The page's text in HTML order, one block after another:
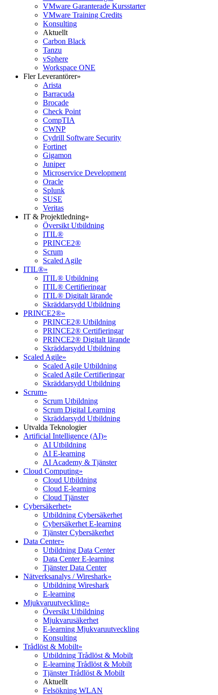
VMware Garanterade Kursstarter
VMware Training Credits
Konsulting
Aktuellt
Carbon Black
Tanzu
vSphere
Workspace ONE
Fler Leverantörer»
Arista
Barracuda
Brocade
Check Point
CompTIA
CWNP
Cydrill Software Security
Fortinet
Gigamon
Juniper
Microservice Development
Oracle
Splunk
SUSE
Veritas
IT & Projektledning»
Översikt Utbildning
ITIL®
PRINCE2®
Scrum
Scaled Agile
ITIL®»
ITIL® Utbildning
ITIL® Certifieringar
ITIL® Digitalt lärande
Skräddarsydd Utbildning
PRINCE2®»
PRINCE2® Utbildning
PRINCE2® Certifieringar
PRINCE2® Digitalt lärande
Skräddarsydd Utbildning
Scaled Agile»
Scaled Agile Utbildning
Scaled Agile Certifieringar
Skräddarsydd Utbildning
Scrum»
Scrum Utbildning
Scrum Digital Learning
Skräddarsydd Utbildning
Utvalda Teknologier
Artificial Intelligence (AI)»
AI Utbildning
AI E-learning
AI Academy & Tjänster
Cloud Computing»
Cloud Utbildning
Cloud E-learning
Cloud Tjänster
Cybersäkerhet»
Utbildning Cybersäkerhet
Cybersäkerhet E-learning
Tjänster Cybersäkerhet
Data Center»
Utbildning Data Center
Data Center E-learning
Tjänster Data Center
Nätverksanalys / Wireshark»
Utbildning Wireshark
E-learning
Mjukvaruutveckling»
Översikt Utbildning
Mjukvarusäkerhet
E-learning Mjukvaruutveckling
Konsulting
Trådlöst & Mobilt»
Utbildning Trådlöst & Mobilt
E-learning Trådlöst & Mobilt
Tjänster Trådlöst & Mobilt
Aktuellt
Felsökning WLAN